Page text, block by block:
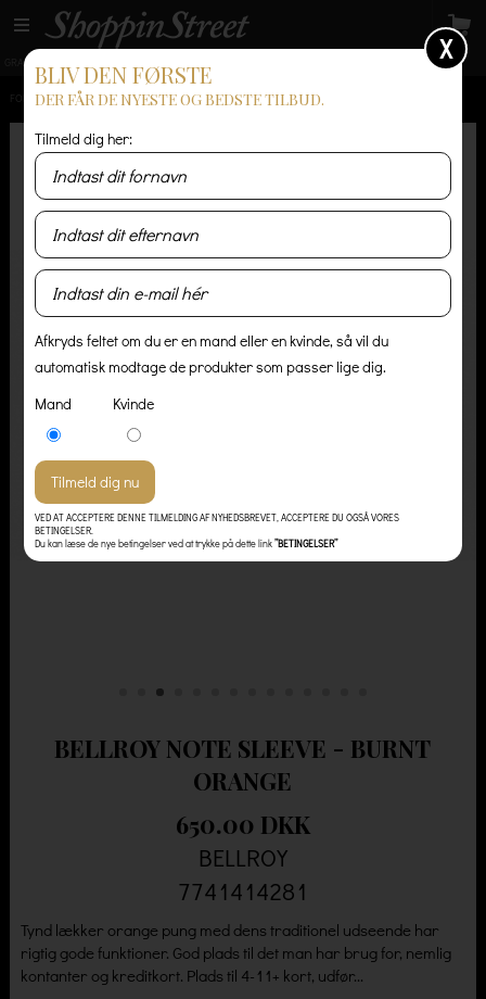
GRATIS LEVERING
FORSIDE / HERRE / ACCESSORIES / BELLROY NOTE SLEEVE - BURNT ORANGE
BELLROY NOTE SLEEVE - BURNT
ORANGE
650.00 DKK
BELLROY
7741414281
Tynd lækker orange pung med dens traditionel udseende har
rigtig gode funktioner. God plads til det man har brug for, nemlig
kontanter og kreditkort. Plads til 4-11+ kort, udfør...
X
BLIV DEN FØRSTE
DER FÅR DE NYESTE OG BEDSTE TILBUD.
Tilmeld dig her:
Afkryds feltet om du er en mand eller en kvinde, så vil du
automatisk modtage de produkter som passer lige dig.
Mand
Kvinde
VED AT ACCEPTERE DENNE TILMELDING AF NYHEDSBREVET, ACCEPTERE DU OGSÅ VORES
BETINGELSER.
Du kan læse de nye betingelser ved at trykke på dette link”BETINGELSER”